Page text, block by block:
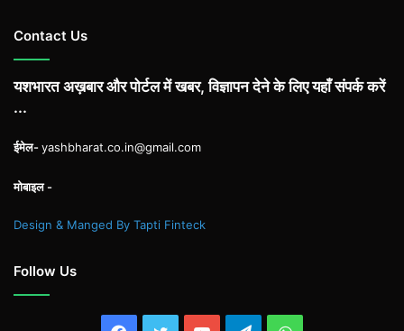
Contact Us
यशभारत अख़बार और पोर्टल में खबर, विज्ञापन देने के लिए यहाँ संपर्क करें
...
ईमेल-yashbharat.co.in@gmail.com
मोबाइल -
Design & Manged By Tapti Finteck
Follow Us